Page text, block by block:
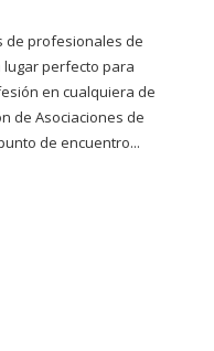
de profesionales de
lugar perfecto para
en cualquiera de
de Asociaciones de
de encuentro...